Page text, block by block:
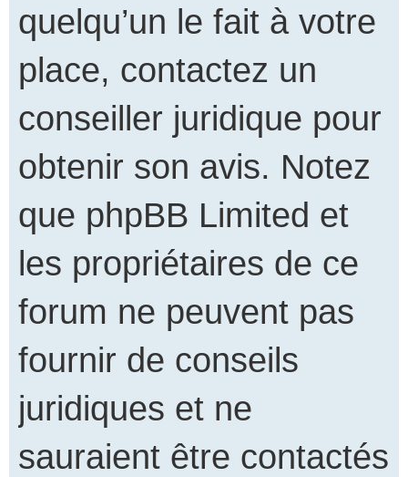
quelqu’un le fait à votre
place, contactez un
conseiller juridique pour
obtenir son avis. Notez
que phpBB Limited et
les propriétaires de ce
forum ne peuvent pas
fournir de conseils
juridiques et ne
sauraient être contactés